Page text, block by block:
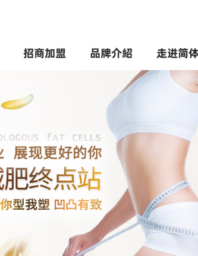
走进简
品牌介紹
招商加盟